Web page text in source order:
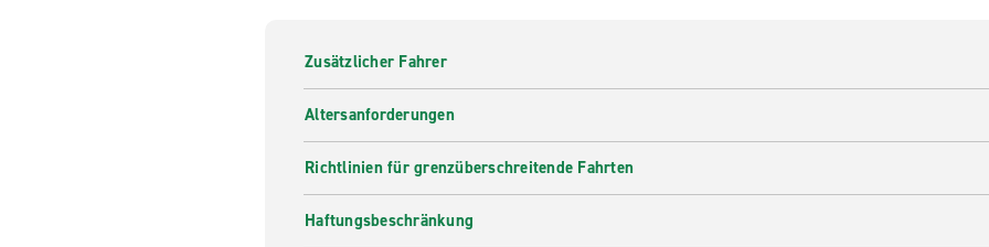
Zusätzlicher Fahrer
Altersanforderungen
Richtlinien für grenzüberschreitende Fahrten
Haftungsbeschränkung